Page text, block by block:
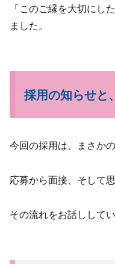
「このご縁を大切に
ました。
採用の知らせと
今回の採用は、まさか
応募から面接、そして
その流れをお話しして